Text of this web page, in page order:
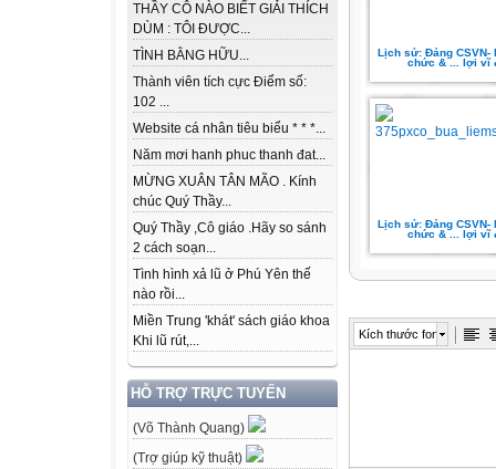
THẦY CÔ NÀO BIẾT GIẢI THÍCH
DÙM : TÔI ĐƯỢC...
TÌNH BẰNG HỮU...
Thành viên tích cực Điểm số:
102 ...
Website cá nhân tiêu biểu * * *...
Năm mơi hanh phuc thanh đat...
MỪNG XUÂN TÂN MÃO . Kính
chúc Quý Thầy...
Quý Thầy ,Cô giáo .Hãy so sánh
2 cách soạn...
Tình hình xả lũ ở Phú Yên thế
nào rồi...
Miền Trung 'khát' sách giáo khoa
Khi lũ rút,...
HỖ TRỢ TRỰC TUYẾN
(Võ Thành Quang)
(Trợ giúp kỹ thuật)
Lịch sử: Đảng CSVN-
chức & ... lợi vĩ
Lịch sử: Đảng CSVN-
chức & ... lợi vĩ
Kích thước font